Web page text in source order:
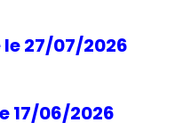
27/07/2026
17/06/2026